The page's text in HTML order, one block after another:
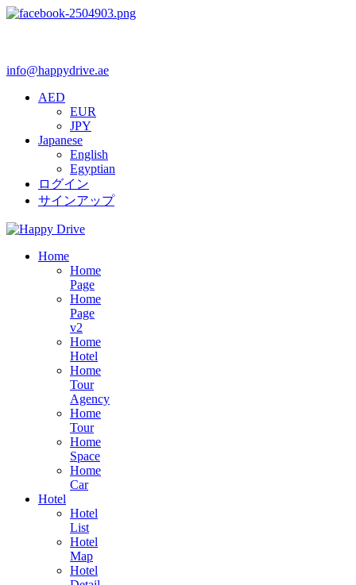
info@happydrive.ae
AED
EUR
JPY
Japanese
English
Egyptian
ログイン
サインアップ
Home
Home
Page
Home
Page
v2
Home
Hotel
Home
Tour
Agency
Home
Tour
Home
Space
Home
Car
Hotel
Hotel
List
Hotel
Map
Hotel